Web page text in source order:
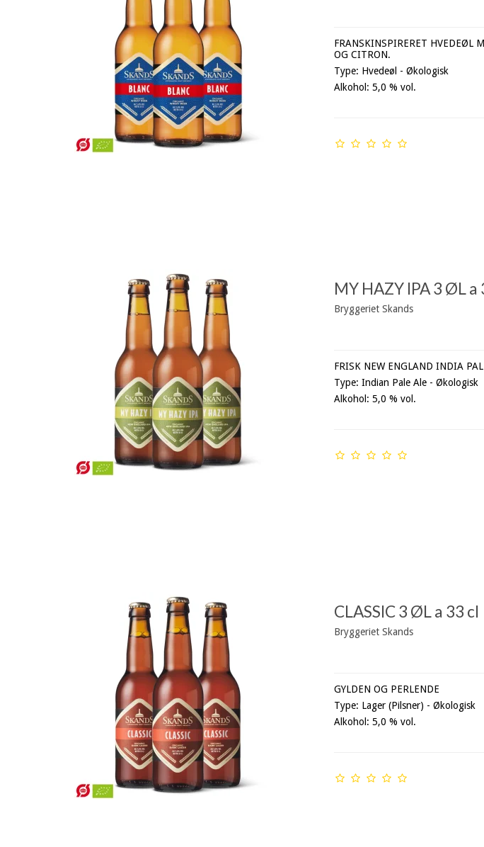
FRANSKINSPIRERET HVEDEØL
OG CITRON.
Type: Hvedeøl - Økologisk
Alkohol: 5,0 % vol.
MY HAZY IPA 3 ØL a
Bryggeriet Skands
FRISK NEW ENGLAND INDIA
Type: Indian Pale Ale - Økologisk
Alkohol: 5,0 % vol.
CLASSIC 3 ØL a 33 cl
Bryggeriet Skands
GYLDEN OG PERLENDE
Type: Lager (Pilsner) - Økologisk
Alkohol: 5,0 % vol.